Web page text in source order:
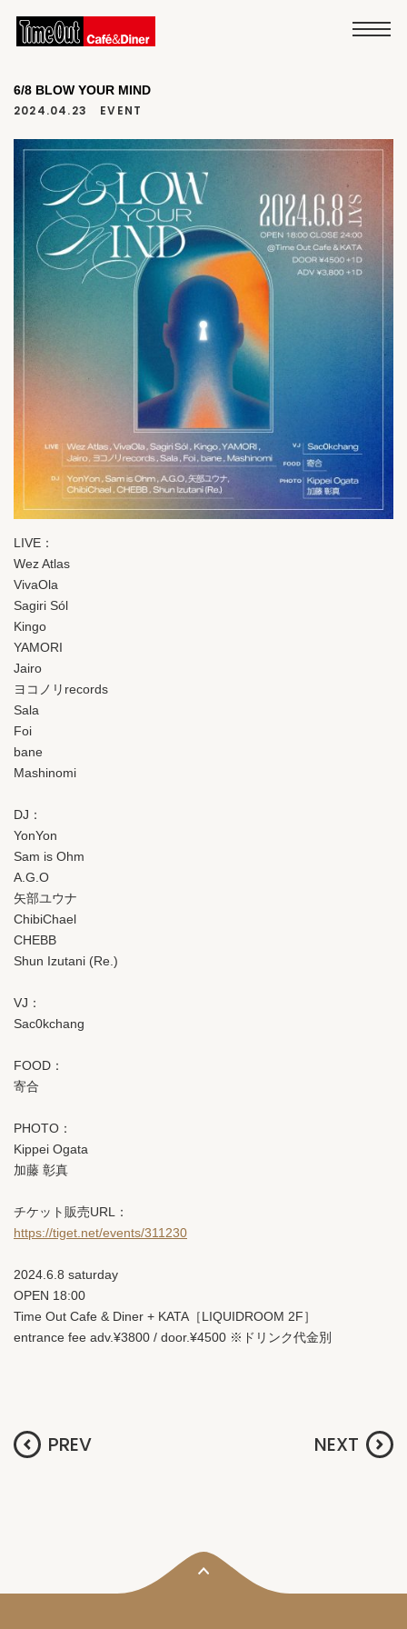
6/8 BLOW YOUR MIND
2024.04.23 EVENT
LIVE：
Wez Atlas
VivaOla
Sagiri Sól
Kingo
YAMORI
Jairo
ヨコノリrecords
Sala
Foi
bane
Mashinomi
DJ：
YonYon
Sam is Ohm
A.G.O
矢部ユウナ
ChibiChael
CHEBB
Shun Izutani (Re.)
VJ：
Sac0kchang
FOOD：
寄合
PHOTO：
Kippei Ogata
加藤 彰真
チケット販売URL：
https://tiget.net/events/311230
2024.6.8 saturday
OPEN 18:00
Time Out Cafe & Diner + KATA［LIQUIDROOM 2F］
entrance fee adv.¥3800 / door.¥4500 ※ドリンク代金別